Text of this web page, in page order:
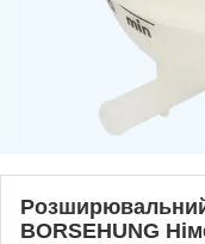
BORSEHUNG